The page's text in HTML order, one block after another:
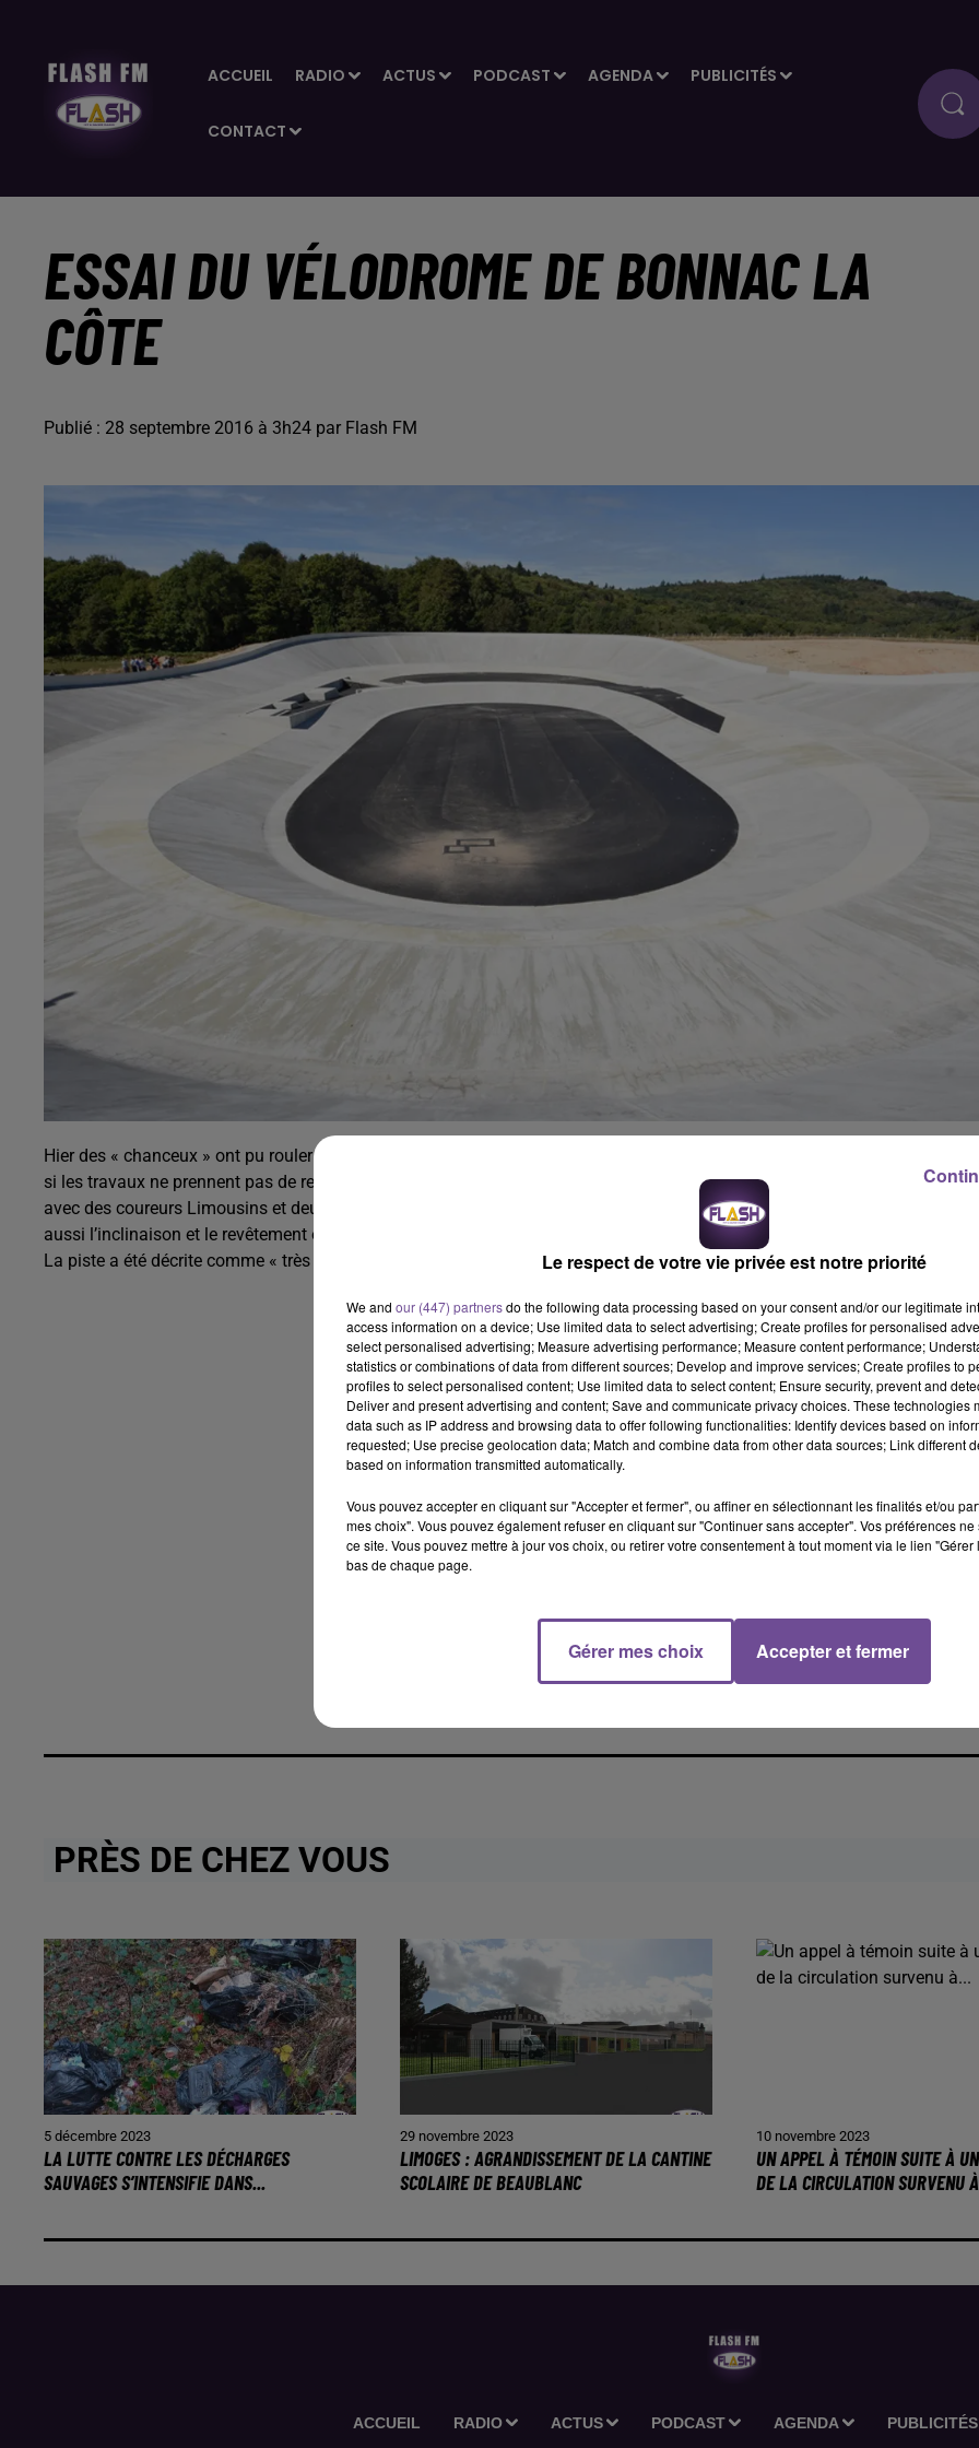
ACCUEIL RADIO ACTUS PODCAST AGENDA PUBLICITÉS
CONTACT
ESSAI DU VÉLODROME DE BONNAC LA
CÔTE
Publié : 28 septembre 2016 à 3h24 par Flash FM
Hier des « chanceux » ont pu rouler sur la piste du vélodrome de Bonnac-la-Côte qui devrait être inauguré au printemps
si les travaux ne prennent pas de retard à cause de contraintes géologiques et météo. Les premiers essais ont eu lieu hier
avec des coureurs Limousins et deux de la fédération française de cyclisme. Ils ont pu tester l’adhérence de la piste mais
aussi l’inclinaison et le revêtement en béton. Le vélodrome de Bonnac-la-Côte va devenir la 6eme piste couverte de France.
La piste a été décrite comme « très agréable et très rapide ».
PRÈS DE CHEZ VOUS
5 décembre 2023
LA LUTTE CONTRE LES DÉCHARGES
SAUVAGES S’INTENSIFIE DANS...
29 novembre 2023
LIMOGES : AGRANDISSEMENT DE LA CANTINE
SCOLAIRE DE BEAUBLANC
10 novembre 2023
UN APPEL À TÉMOIN SUITE À
DE LA CIRCULATION SURVENU
ACCUEIL RADIO ACTUS PODCAST AGENDA PUBLICITÉS
Le respect de votre vie privée est notre priorité
We and our (447) partnersdo the following data processing based on your consent and/or our legitimate
access information on a device; Use limited data to select advertising; Create profiles for personalised
select personalised advertising; Measure advertising performance; Measure content performance;
statistics or combinations of data from different sources; Develop and improve services; Create profiles to
profiles to select personalised content; Use limited data to select content; Ensure security, prevent and
Deliver and present advertising and content; Save and communicate privacy choices. These technologies
data such as IP address and browsing data to offer following functionalities: Identify devices based on
requested; Use precise geolocation data; Match and combine data from other data sources; Link different
based on information transmitted automatically.
Vous pouvez accepter en cliquant sur "Accepter et fermer", ou affiner en sélectionnant les finalités et/ou
mes choix". Vous pouvez également refuser en cliquant sur "Continuer sans accepter". Vos préférences
ce site. Vous pouvez mettre à jour vos choix, ou retirer votre consentement à tout moment via le lien
bas de chaque page.
Gérer mes choix Accepter et fermer